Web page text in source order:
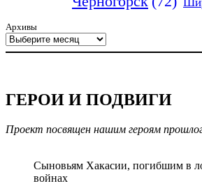
Архивы
ГЕРОИ И ПОДВИГИ
Проект посвящен нашим героям
Сыновьям Хакасии, погибшим в
войнах